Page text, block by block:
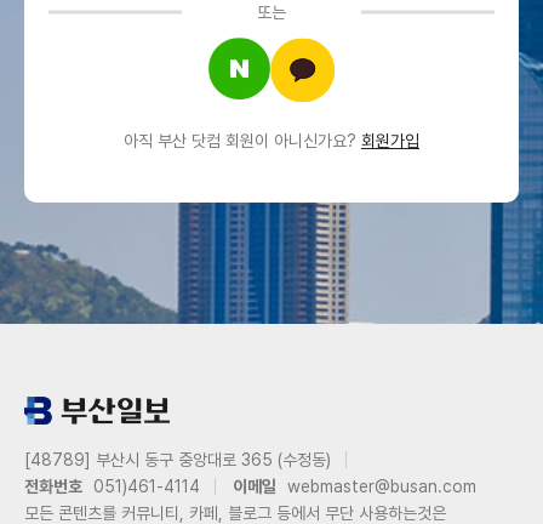
또는
아직 부산 닷컴 회원이 아니신가요? 회원가입
[48789] 부산시 동구 중앙대로 365 (수정동)
전화번호
051)461-4114 이메일
webmaster@busan.com
모든 콘텐츠를 커뮤니티, 카페, 블로그 등에서 무단 사용하는것은